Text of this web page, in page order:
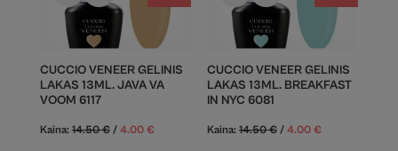
CUCCIO VENEER GELINIS
LAKAS 13ML. JAVA VA
VOOM 6117
Kaina: 14.50€ / 4.00 €
CUCCIO VENEER GELINIS
LAKAS 13ML. BREAKFAST
IN NYC 6081
Kaina:14.50€ / 4.00 €